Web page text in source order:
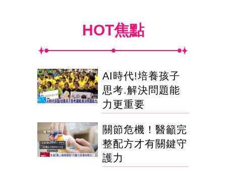
HOT焦點
AI時代!培養孩子
思考.解決問題能
力更重要
關節危機！醫籲完
整配方才有關鍵守
護力